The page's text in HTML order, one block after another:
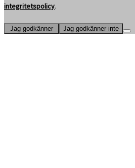
integritetspolicy.
Jag godkänner Jag godkänner inte